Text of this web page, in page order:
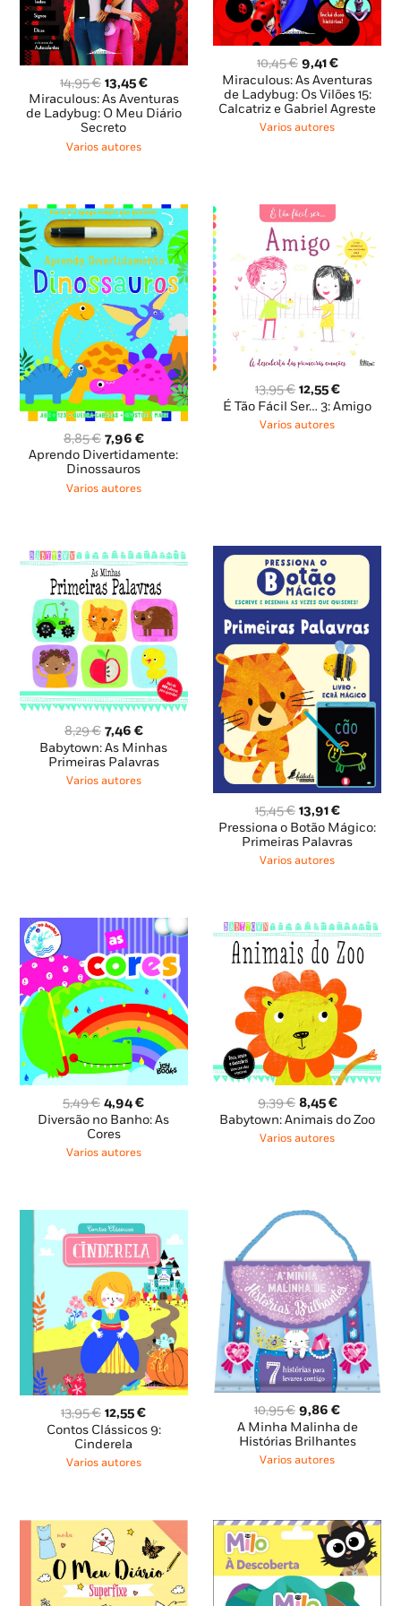
14,95€ O
preço
original
era:
14,95 €.
13,45€O
preço
atual
Miraculous: As Aventuras
de Ladybug: O Meu Diário
Secreto
Varios autores
10,45€ O
preço
original
era:
10,45 €.
9,41€O
preço
atual
é:
Miraculous: As Aventuras
de Ladybug: Os Vilões 15:
Calcatriz e Gabriel Agreste
Varios autores
8,85€ O
preço
original
era:
7,96 €O
preço
Aprendo Divertidamente:
Dinossauros
Varios autores
13,95€ O
preço
original
12,55€O
preço
É Tão Fácil Ser… 3: Amigo
Varios autores
8,29€ O
preço
original
era:
7,46 €O
preço
atual
Babytown: As Minhas
Primeiras Palavras
Varios autores
15,45€ O
preço
original
era:
13,91€O
preço
atual
Pressiona o Botão Mágico:
Primeiras Palavras
Varios autores
5,49€ O
preço
original
era:
4,94€O
preço
Diversão no Banho: As
Cores
Varios autores
9,39€ O
preço
original
8,45€O
preço
Babytown: Animais do Zoo
Varios autores
13,95€ O
preço
original
era:
12,55€O
preço
Contos Clássicos 9:
Cinderela
Varios autores
10,95€ O
preço
original
era:
9,86€O
preço
atual
A Minha Malinha de
Histórias Brilhantes
Varios autores